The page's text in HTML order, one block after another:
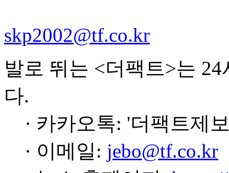
skp2002@tf.co.kr
발로 뛰는 <더팩트>는
다.
· 카카오톡: '더팩트제
· 이메일: jebo@tf.co.kr